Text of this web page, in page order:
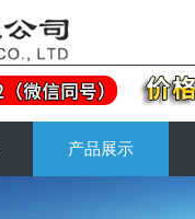
产品展示